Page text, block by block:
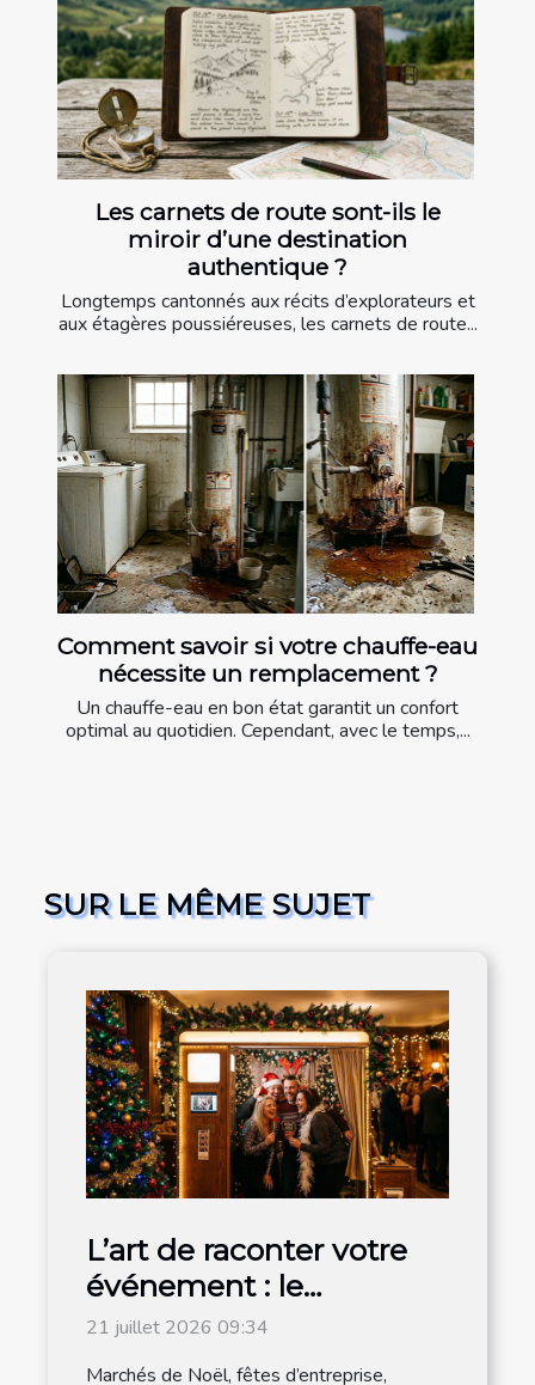
Les carnets de route sont-ils le
miroir d’une destination
authentique ?
Longtemps cantonnés aux récits d’explorateurs et
aux étagères poussiéreuses, les carnets de route...
Comment savoir si votre chauffe-eau
nécessite un remplacement ?
Un chauffe-eau en bon état garantit un confort
optimal au quotidien. Cependant, avec le temps,...
SUR LE MÊME SUJET
L’art de raconter votre
événement : le
photobooth s’invite à la
magie de noël
21 juillet 2026 09:34
Marchés de Noël, fêtes d’entreprise,